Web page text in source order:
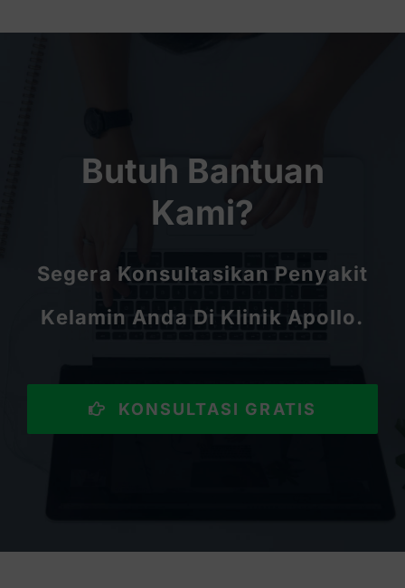
Butuh Bantuan
Kami?
Segera Konsultasikan Penyakit
Kelamin Anda Di Klinik Apollo.
KONSULTASI GRATIS